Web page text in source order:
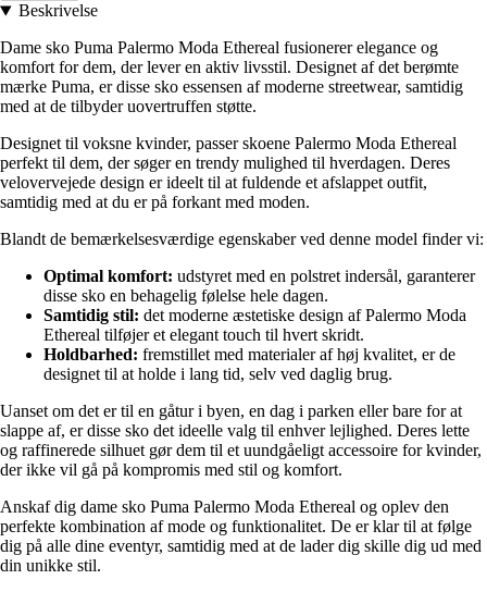
Beskrivelse
Dame sko Puma Palermo Moda Ethereal fusionerer elegance og
komfort for dem, der lever en aktiv livsstil. Designet af det berømte
mærke Puma, er disse sko essensen af moderne streetwear, samtidig
med at de tilbyder uovertruffen støtte.
Designet til voksne kvinder, passer skoene Palermo Moda Ethereal
perfekt til dem, der søger en trendy mulighed til hverdagen. Deres
velovervejede design er ideelt til at fuldende et afslappet outfit,
samtidig med at du er på forkant med moden.
Blandt de bemærkelsesværdige egenskaber ved denne model finder vi:
Optimal komfort: udstyret med en polstret indersål, garanterer
disse sko en behagelig følelse hele dagen.
Samtidig stil: det moderne æstetiske design af Palermo Moda
Ethereal tilføjer et elegant touch til hvert skridt.
Holdbarhed: fremstillet med materialer af høj kvalitet, er de
designet til at holde i lang tid, selv ved daglig brug.
Uanset om det er til en gåtur i byen, en dag i parken eller bare for at
slappe af, er disse sko det ideelle valg til enhver lejlighed. Deres lette
og raffinerede silhuet gør dem til et uundgåeligt accessoire for kvinder,
der ikke vil gå på kompromis med stil og komfort.
Anskaf dig dame sko Puma Palermo Moda Ethereal og oplev den
perfekte kombination af mode og funktionalitet. De er klar til at følge
dig på alle dine eventyr, samtidig med at de lader dig skille dig ud med
din unikke stil.